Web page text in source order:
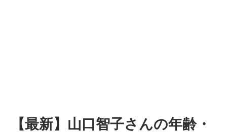
【最新】山口智子さんの年齢・